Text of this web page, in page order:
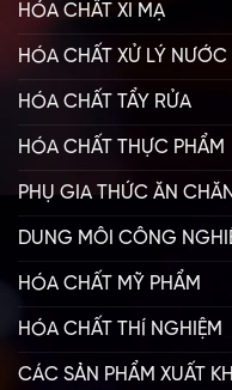
HÓA CHẤT XI MẠ
HÓA CHẤT XỬ LÝ NƯỚC
HÓA CHẤT TẨY RỬA
HÓA CHẤT THỰC PHẨM
PHỤ GIA THỨC ĂN
DUNG MÔI CÔNG
HÓA CHẤT MỸ PHẨM
HÓA CHẤT THÍ NGHIỆM
CÁC SẢN PHẨM XUẤT